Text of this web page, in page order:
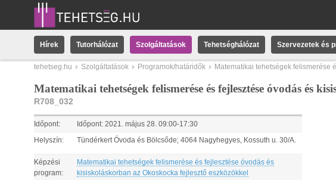
Hírek Tutorhálózat Szolgáltatások Tehetséghálózat Szervezetek és
tehetseg.hu Szolgáltatások Programok/határidők Matematikai tehetségek felismerése
Matematikai tehetségek felismerése és fejlesztése óvodás és
R708_032
Időpont: Időpont: 2021. május 28 09:00-17:30
Helyszín: Tündérkert Óvoda és Bölcsőde; 4064 Nagyhegyes, Kossuth u. 30/A.
Képzési
program:
Matematikai tehetségek felismerése és fejlesztése óvodás és
kisiskoláskorban az Okoskocka fejlesztő eszközökkel